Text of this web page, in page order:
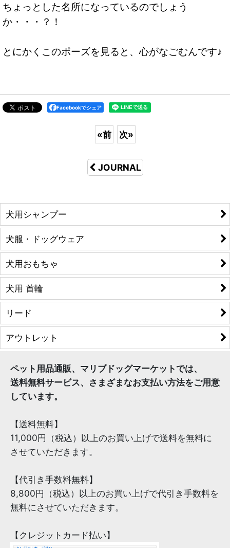
ちょっとした名所になっているのでしょう
か・・・？！
とにかくこのポーズを見ると、心がなごむんです♪
Facebookでシェア
«前 次»
JOURNAL
犬用シャンプー
犬服・ドッグウェア
犬用おもちゃ
犬用 首輪
リード
アウトレット
ペット用品通販、マリブドッグマーケットでは、
送料無料サービス、さまざまなお支払い方法をご用意
しています。
【送料無料】
11,000円（税込）以上のお買い上げで送料を無料に
させていただきます。
【代引き手数料無料】
8,800円（税込）以上のお買い上げで代引き手数料を
無料にさせていただきます。
【クレジットカード払い】